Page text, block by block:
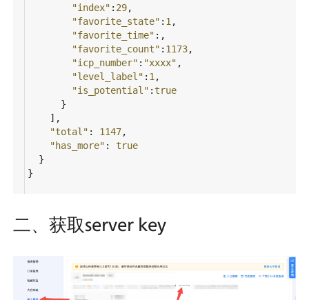
"index" : 29,
"favorite_state" : 1 ,
"favorite_time" :,
"favorite_count" : 1173,
"icp_number" : "xxxx" ,
"level_label" : 1 ,
"is_potential" :true
}
],
"total" : 1147,
"has_more" : true
  }
}
二、获取server key